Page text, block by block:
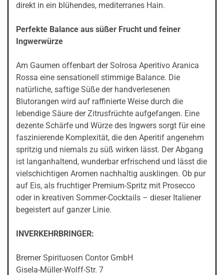
direkt in ein blühendes, mediterranes Hain.
Perfekte Balance aus süßer Frucht und feiner
Ingwerwürze
Am Gaumen offenbart der Solrosa Aperitivo Aranica
Rossa eine sensationell stimmige Balance. Die
natürliche, saftige Süße der handverlesenen
Blutorangen wird auf raffinierte Weise durch die
lebendige Säure der Zitrusfrüchte aufgefangen. Eine
dezente Schärfe und Würze des Ingwers sorgt für eine
faszinierende Komplexität, die den Aperitif angenehm
spritzig und niemals zu süß wirken lässt. Der Abgang
ist langanhaltend, wunderbar erfrischend und lässt die
vielschichtigen Aromen nachhaltig ausklingen. Ob pur
auf Eis, als fruchtiger Premium-Spritz mit Prosecco
oder in kreativen Sommer-Cocktails – dieser Italiener
begeistert auf ganzer Linie.
INVERKEHRBRINGER:
Bremer Spirituosen Contor GmbH
Gisela-Müller-Wolff-Str. 7